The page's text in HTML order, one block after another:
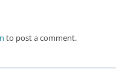
to post a comment.